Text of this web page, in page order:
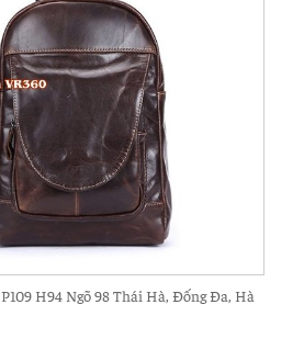
P109 H94 Ngõ 98 Thái Hà, Đống Đa, Hà